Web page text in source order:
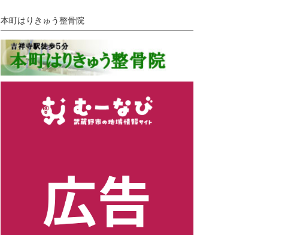
本町はりきゅう整骨院